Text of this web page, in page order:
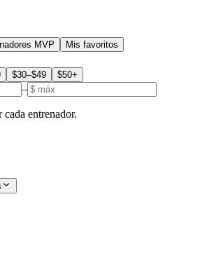
MVP
Mis favoritos
$30–$49 $50+
–
entrenador.